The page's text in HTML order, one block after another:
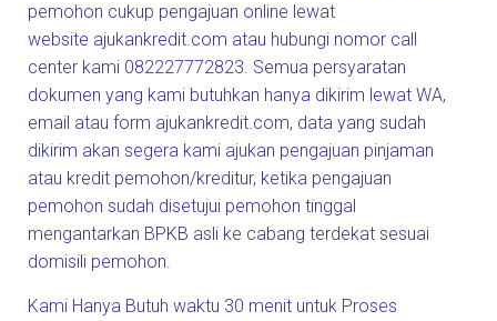
pemohon cukup pengajuan online lewat
website ajukankredit.com atau hubungi nomor call
center kami 082227772823. Semua persyaratan
dokumen yang kami butuhkan hanya dikirim lewat WA,
email atau form ajukankredit.com, data yang sudah
dikirim akan segera kami ajukan pengajuan pinjaman
atau kredit pemohon/kreditur, ketika pengajuan
pemohon sudah disetujui pemohon tinggal
mengantarkan BPKB asli ke cabang terdekat sesuai
domisili pemohon.
Kami Hanya Butuh waktu 30 menit untuk Proses